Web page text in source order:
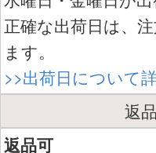
正確な出荷日は、
ます。
>>出荷日について
返
返品可